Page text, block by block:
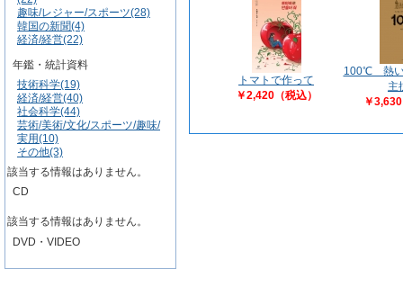
趣味/レジャー/スポーツ(28)
韓国の新聞(4)
経済/経営(22)
年鑑・統計資料
技術科学(19)
経済/経営(40)
社会科学(44)
芸術/美術/文化/スポーツ/趣味/
実用(10)
その他(3)
該当する情報はありません。
CD
該当する情報はありません。
DVD・VIDEO
トマトで作って
￥2,420（税込）
100℃ 熱い
主
￥